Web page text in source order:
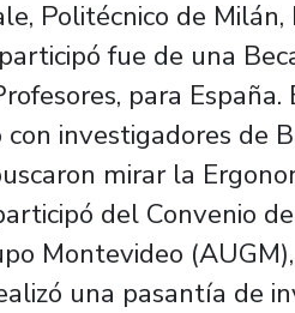
Politécnico de
fue de una
para
investigadores de
mirar la
del Convenio
Montevideo
una pasantía de